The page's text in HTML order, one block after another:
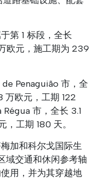
第 1 标段，全长
欧元，施工期为 239
Penaguião 市，全
万欧元，工期 122
市，全长 3.1
工期 180 天。
加和科尔戈国际生
域交通和休闲参考轴
用，并为其穿越地